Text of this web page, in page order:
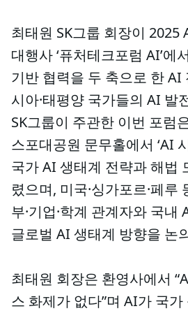
최태원 SK그룹 회장이 2025
대행사 ‘퓨처테크포럼 AI’에
기반 협력을 두 축으로 한 AI
시아·태평양 국가들의 AI 발
SK그룹이 주관한 이번 포럼
스포대공원 문무홀에서 ‘AI
국가 AI 생태계 전략과 해법
렸으며, 미국·싱가포르·페루
부·기업·학계 관계자와 국내
글로벌 AI 생태계 방향을 논
최태원 회장은 환영사에서
스 화제가 없다”며 AI가 국